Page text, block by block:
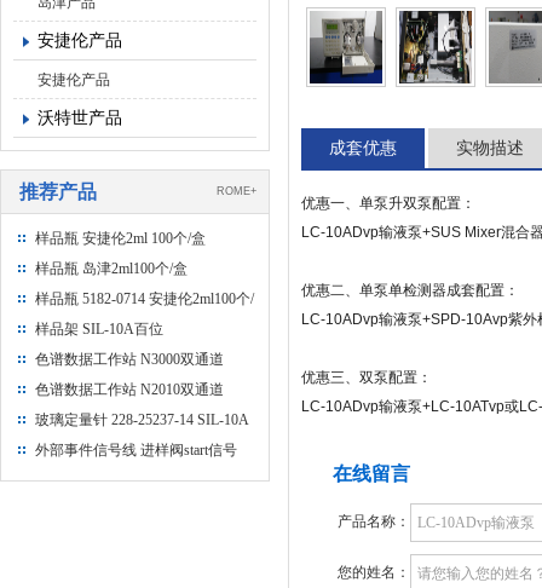
安捷伦产品
安捷伦产品
沃特世产品
推荐产品 ROME+
样品瓶 安捷伦2ml 100个/盒
样品瓶 岛津2ml100个/盒
样品瓶 5182-0714 安捷伦2ml100个/
盒
样品架 SIL-10A百位
色谱数据工作站 N3000双通道
色谱数据工作站 N2010双通道
玻璃定量针 228-25237-14 SIL-10A
推杆
外部事件信号线 进样阀start信号
成套优惠 实物描述
优惠一、单泵升双泵配置：
LC-10ADvp输液泵+SUS Mixer混合
优惠二、单泵单检测器成套配置：
LC-10ADvp输液泵+SPD-10Avp紫外
优惠三、双泵配置：
LC-10ADvp输液泵+LC-10ATvp或
在线留言
产品名称：
您的姓名：